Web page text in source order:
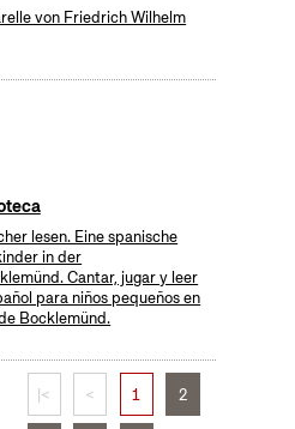
von Friedrich Wilhelm
lesen. Eine spanische
in der
Cantar, jugar y leer
para niños pequeños en
Bocklemünd.
|< < 1 2